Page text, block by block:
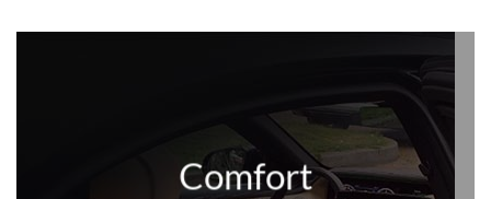
Comfort